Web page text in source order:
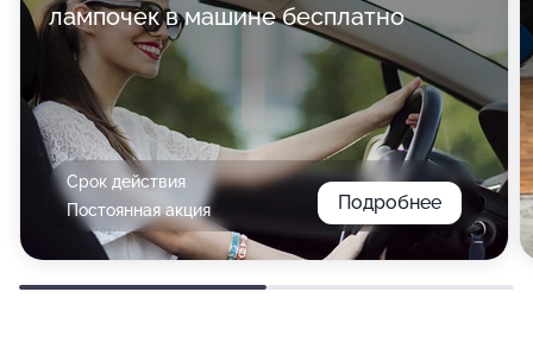
лампочек в машине бесплатно
Срок действия
Постоянная акция
Подробнее